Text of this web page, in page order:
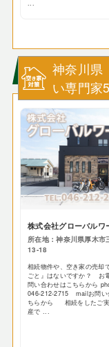
...
神奈川県
い専門家
株式会社グローバルワ
所在地：神奈川県厚木市
13-18
相続物件や、空き家の売却
ごと』はないですか？ お
問い合わせはこちらから
046-212-2715 mailお問い
ちらから 相続をしたご実
産で ...